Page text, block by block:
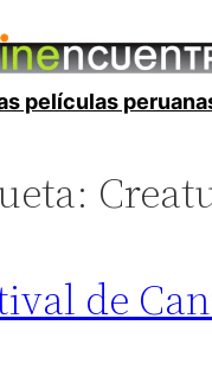
películas
de